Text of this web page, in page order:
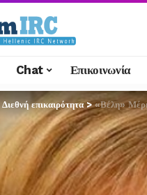
Chat Επικοινωνία
Διεθνή επικαιρότητα>«Βέλη» Μέρκελ